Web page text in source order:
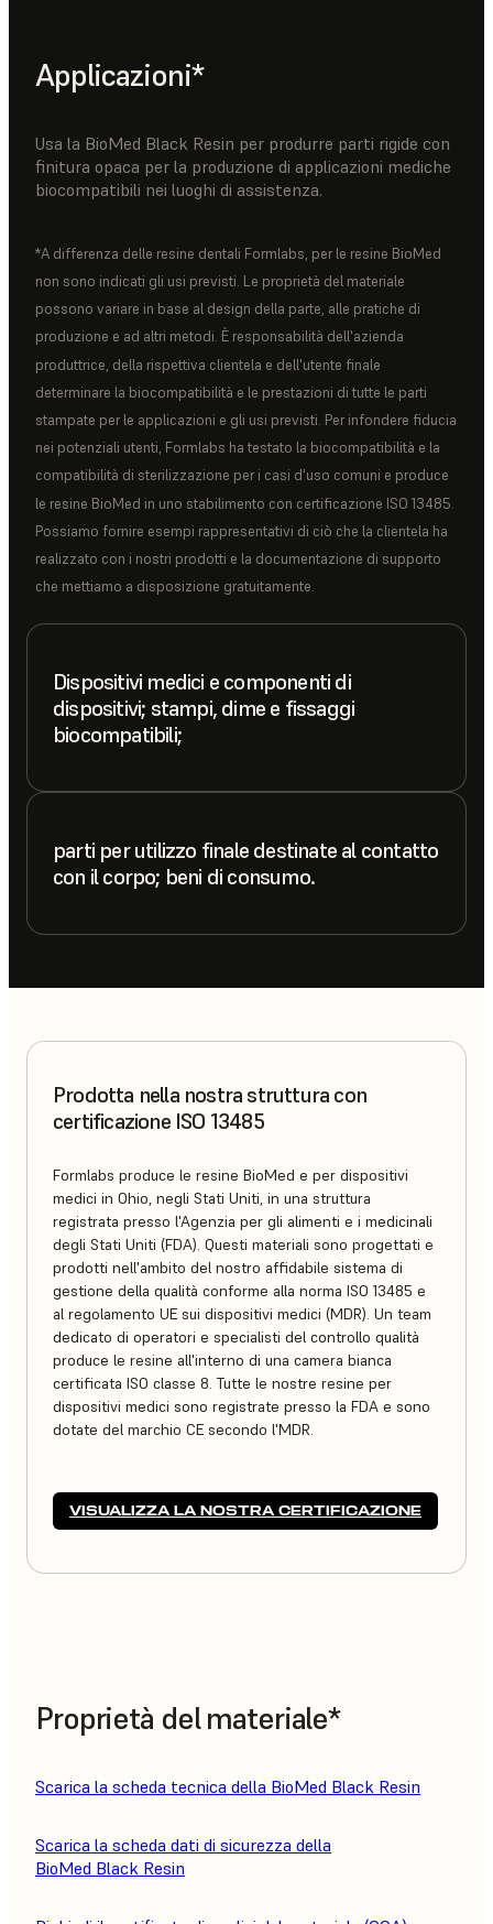
Applicazioni*
Usa la BioMed Black Resin per produrre parti rigide con
finitura opaca per la produzione di applicazioni mediche
biocompatibili nei luoghi di assistenza.
*A differenza delle resine dentali Formlabs, per le resine BioMed
non sono indicati gli usi previsti. Le proprietà del materiale
possono variare in base al design della parte, alle pratiche di
produzione e ad altri metodi. È responsabilità dell'azienda
produttrice, della rispettiva clientela e dell'utente finale
determinare la biocompatibilità e le prestazioni di tutte le parti
stampate per le applicazioni e gli usi previsti. Per infondere fiducia
nei potenziali utenti, Formlabs ha testato la biocompatibilità e la
compatibilità di sterilizzazione per i casi d'uso comuni e produce
le resine BioMed in uno stabilimento con certificazione ISO 13485.
Possiamo fornire esempi rappresentativi di ciò che la clientela ha
realizzato con i nostri prodotti e la documentazione di supporto
che mettiamo a disposizione gratuitamente.
Dispositivi medici e componenti di
dispositivi; stampi, dime e fissaggi
biocompatibili;
parti per utilizzo finale destinate al contatto
con il corpo; beni di consumo.
Prodotta nella nostra struttura con
certificazione ISO 13485
Formlabs produce le resine BioMed e per dispositivi
medici in Ohio, negli Stati Uniti, in una struttura
registrata presso l'Agenzia per gli alimenti e i medicinali
degli Stati Uniti (FDA). Questi materiali sono progettati e
prodotti nell'ambito del nostro affidabile sistema di
gestione della qualità conforme alla norma ISO 13485 e
al regolamento UE sui dispositivi medici (MDR). Un team
dedicato di operatori e specialisti del controllo qualità
produce le resine all'interno di una camera bianca
certificata ISO classe 8. Tutte le nostre resine per
dispositivi medici sono registrate presso la FDA e sono
dotate del marchio CE secondo l'MDR.
VISUALIZZA LA NOSTRA CERTIFICAZIONE
Proprietà del materiale*
Scarica la scheda tecnica della BioMed Black Resin
Scarica la scheda dati di sicurezza della
BioMed Black Resin